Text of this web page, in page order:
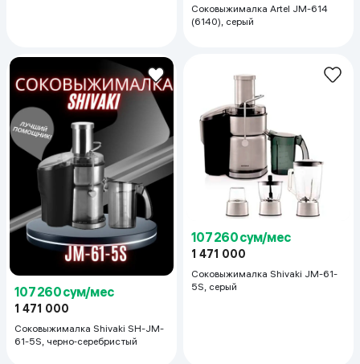
Соковыжималка Artel JM-614
(6140), серый
107 260 сум/мес
1 471 000
Соковыжималка Shivaki SH-JM-
61-5S, черно‑серебристый
107 260 сум/мес
1 471 000
Соковыжималка Shivaki JM-61-
5S, серый